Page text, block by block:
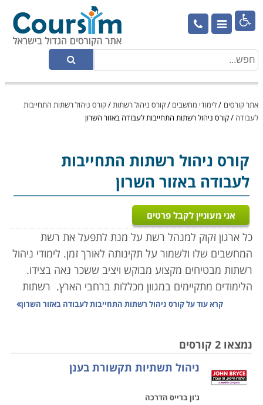

אתר קורסים /לימודי מחשבים /קורס ניהול רשתות/קורס ניהול רשתות התחייבות
לעבודה /קורס ניהול רשתות התחייבות לעבודה באזור השרון
קורס ניהול רשתות התחייבות
לעבודה באזור השרון
אני מעוניין לקבל פרטים
כל ארגון זקוק למנהל רשת על מנת לתפעל את רשת
המחשבים שלו ולשמור על תקינותה לאורך זמן. לימודי ניהול
רשתות מבטיחים מקצוע מבוקש ויציב ששכר נאה בצידו.
הלימודים מתקיימים במגוון מכללות ברחבי הארץ. רשתות
התקשורת משמשות כיום כלי חיוני בכל ארגון או אפילו משרד
לימודי מנהלי רשת מוצעים במסלולים שונים, כגון תחזוקת
וניהול רשתות תקשורת, מהנדס רשתות, ובהסמכות שונות
כגון MCITP ו-MCSA, הכשרה מקצועית בסיסית, וקורסים
קרא עוד עלקורס ניהול רשתות התחייבות לעבודה באזור השרון
נמצאו 2 קורסים
ניהול תשתיות תקשורת בענן
ג'ון ברייס הדרכה